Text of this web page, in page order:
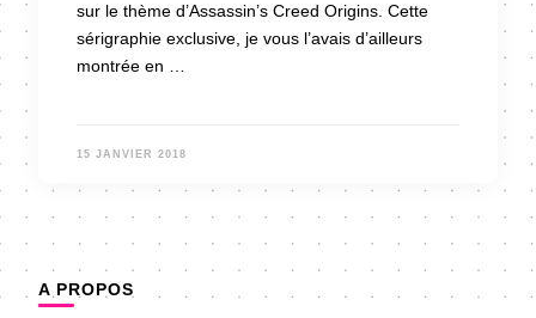
sur le thème d’Assassin’s Creed Origins. Cette
sérigraphie exclusive, je vous l’avais d’ailleurs
montrée en …
15 JANVIER 2018
A PROPOS